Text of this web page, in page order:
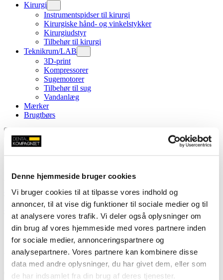
Denne hjemmeside bruger cookies
Vi bruger cookies til at tilpasse vores indhold og
annoncer, til at vise dig funktioner til sociale medier og til
at analysere vores trafik. Vi deler også oplysninger om
din brug af vores hjemmeside med vores partnere inden
for sociale medier, annonceringspartnere og
analysepartnere. Vores partnere kan kombinere disse
data med andre oplysninger, du har givet dem, eller som
de har indsamlet fra din brug af deres tjenester.
Kirurgi
Instrumentspidser til kirurgi
Kirurgiske hånd- og vinkelstykker
Kirurgiudstyr
Tilbehør til kirurgi
Teknikrum/LAB
3D-print
Kompressorer
Sugemotorer
Tilbehør til sug
Vandanlæg
Mærker
Brugtbørs
Hjem »Shop »Steril»Vedligeholdelse»W&H Assistina Sirona
T1, T2, T3 adapter
Forside/Steril/ Vedligeholdelse/ W&H Assistina Sirona T1, T2,
T3 adapter
W&H Assistina Sirona T1, T2,